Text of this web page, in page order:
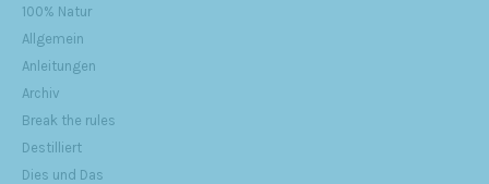
100% Natur
Allgemein
Anleitungen
Archiv
Break the rules
Destilliert
Dies und Das